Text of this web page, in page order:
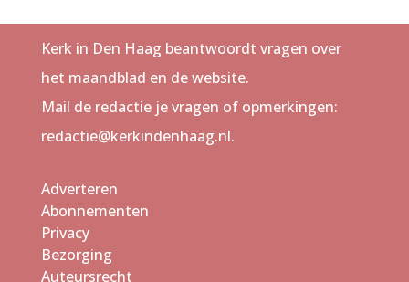
Kerk in Den Haag beantwoordt vragen over
het maandblad en de website.
Mail de redactie je vragen of opmerkingen:
redactie@kerkindenhaag.nl.
Adverteren
Abonnementen
Privacy
Bezorging
Auteursrecht